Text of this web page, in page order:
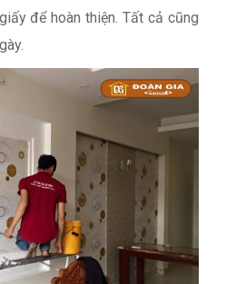
để hoàn thiện. Tất cả cũng